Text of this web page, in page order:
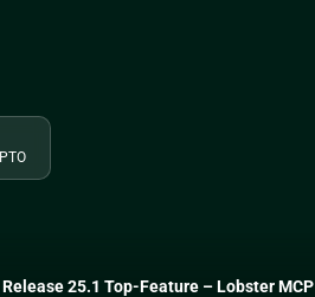
25.1 Top-Feature – Lobster MCP